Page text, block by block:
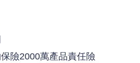
險2000萬產品責任險